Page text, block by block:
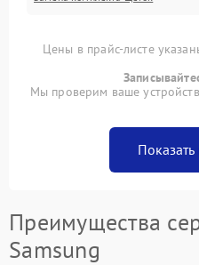
Цены в прайс-листе
Мы проверим ваше
Показать
Преимущества
Samsung